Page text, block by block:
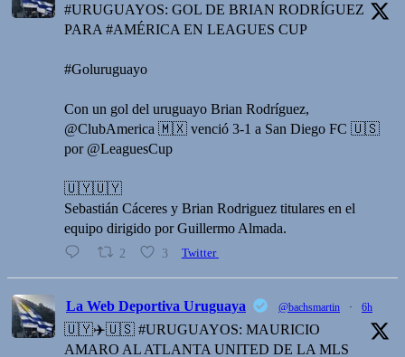
#URUGUAYOS: GOL DE BRIAN RODRÍGUEZ
PARA #AMÉRICA EN LEAGUES CUP
#Goluruguayo
Con un gol del uruguayo Brian Rodríguez,
@ClubAmerica 🇲🇽 venció 3-1 a San Diego FC 🇺🇸
por @LeaguesCup
🇺🇾🇺🇾
Sebastián Cáceres y Brian Rodriguez titulares en el
equipo dirigido por Guillermo Almada.
2 3 Twitter
La Web Deportiva Uruguaya @bachsmartin · 6h
🇺🇾✈️🇺🇸 #URUGUAYOS: MAURICIO
AMARO AL ATLANTA UNITED DE LA MLS